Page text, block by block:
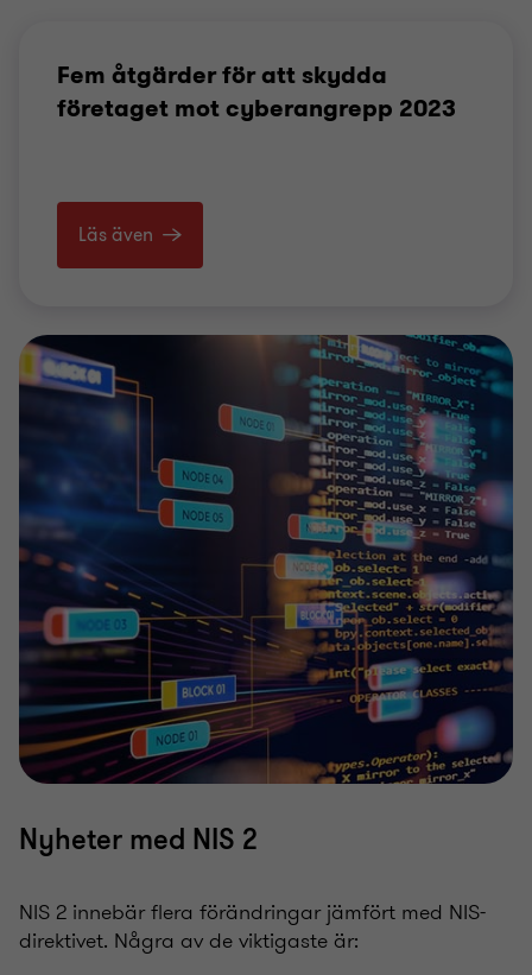
Fem åtgärder för att skydda
företaget mot cyberangrepp 2023
Läs även
Nyheter med NIS 2
NIS 2 innebär flera förändringar jämfört med NIS-
direktivet. Några av de viktigaste är: